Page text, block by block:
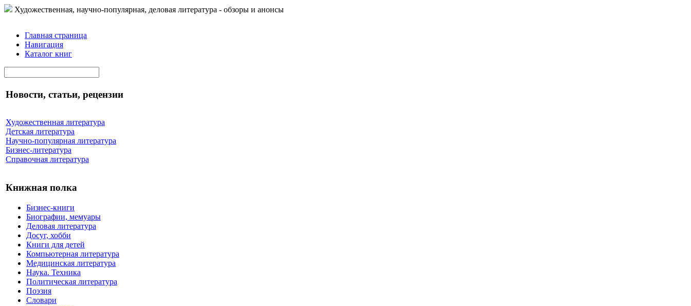
Художественная, научно-популярная, деловая литература - обзоры и анонсы
Главная страница
Навигация
Каталог книг
Новости, статьи, рецензии
Художественная литература
Детская литература
Научно-популярная литература
Бизнес-литература
Справочная литература
Книжная полка
Бизнес-книги
Биографии, мемуары
Деловая литература
Досуг, хобби
Книги для детей
Компьютерная литература
Медицинская литература
Наука. Техника
Политическая литература
Поэзия
Словари